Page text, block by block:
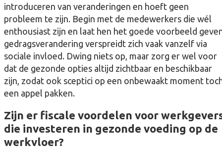
introduceren van veranderingen en hoeft geen
probleem te zijn. Begin met de medewerkers die wél
enthousiast zijn en laat hen het goede voorbeeld
gedragsverandering verspreidt zich vaak vanzelf via
sociale invloed. Dwing niets op, maar zorg er wel voor
dat de gezonde opties altijd zichtbaar en beschikbaar
zijn, zodat ook sceptici op een onbewaakt moment
een appel pakken.
Zijn er fiscale voordelen voor
die investeren in gezonde voeding op de
werkvloer?